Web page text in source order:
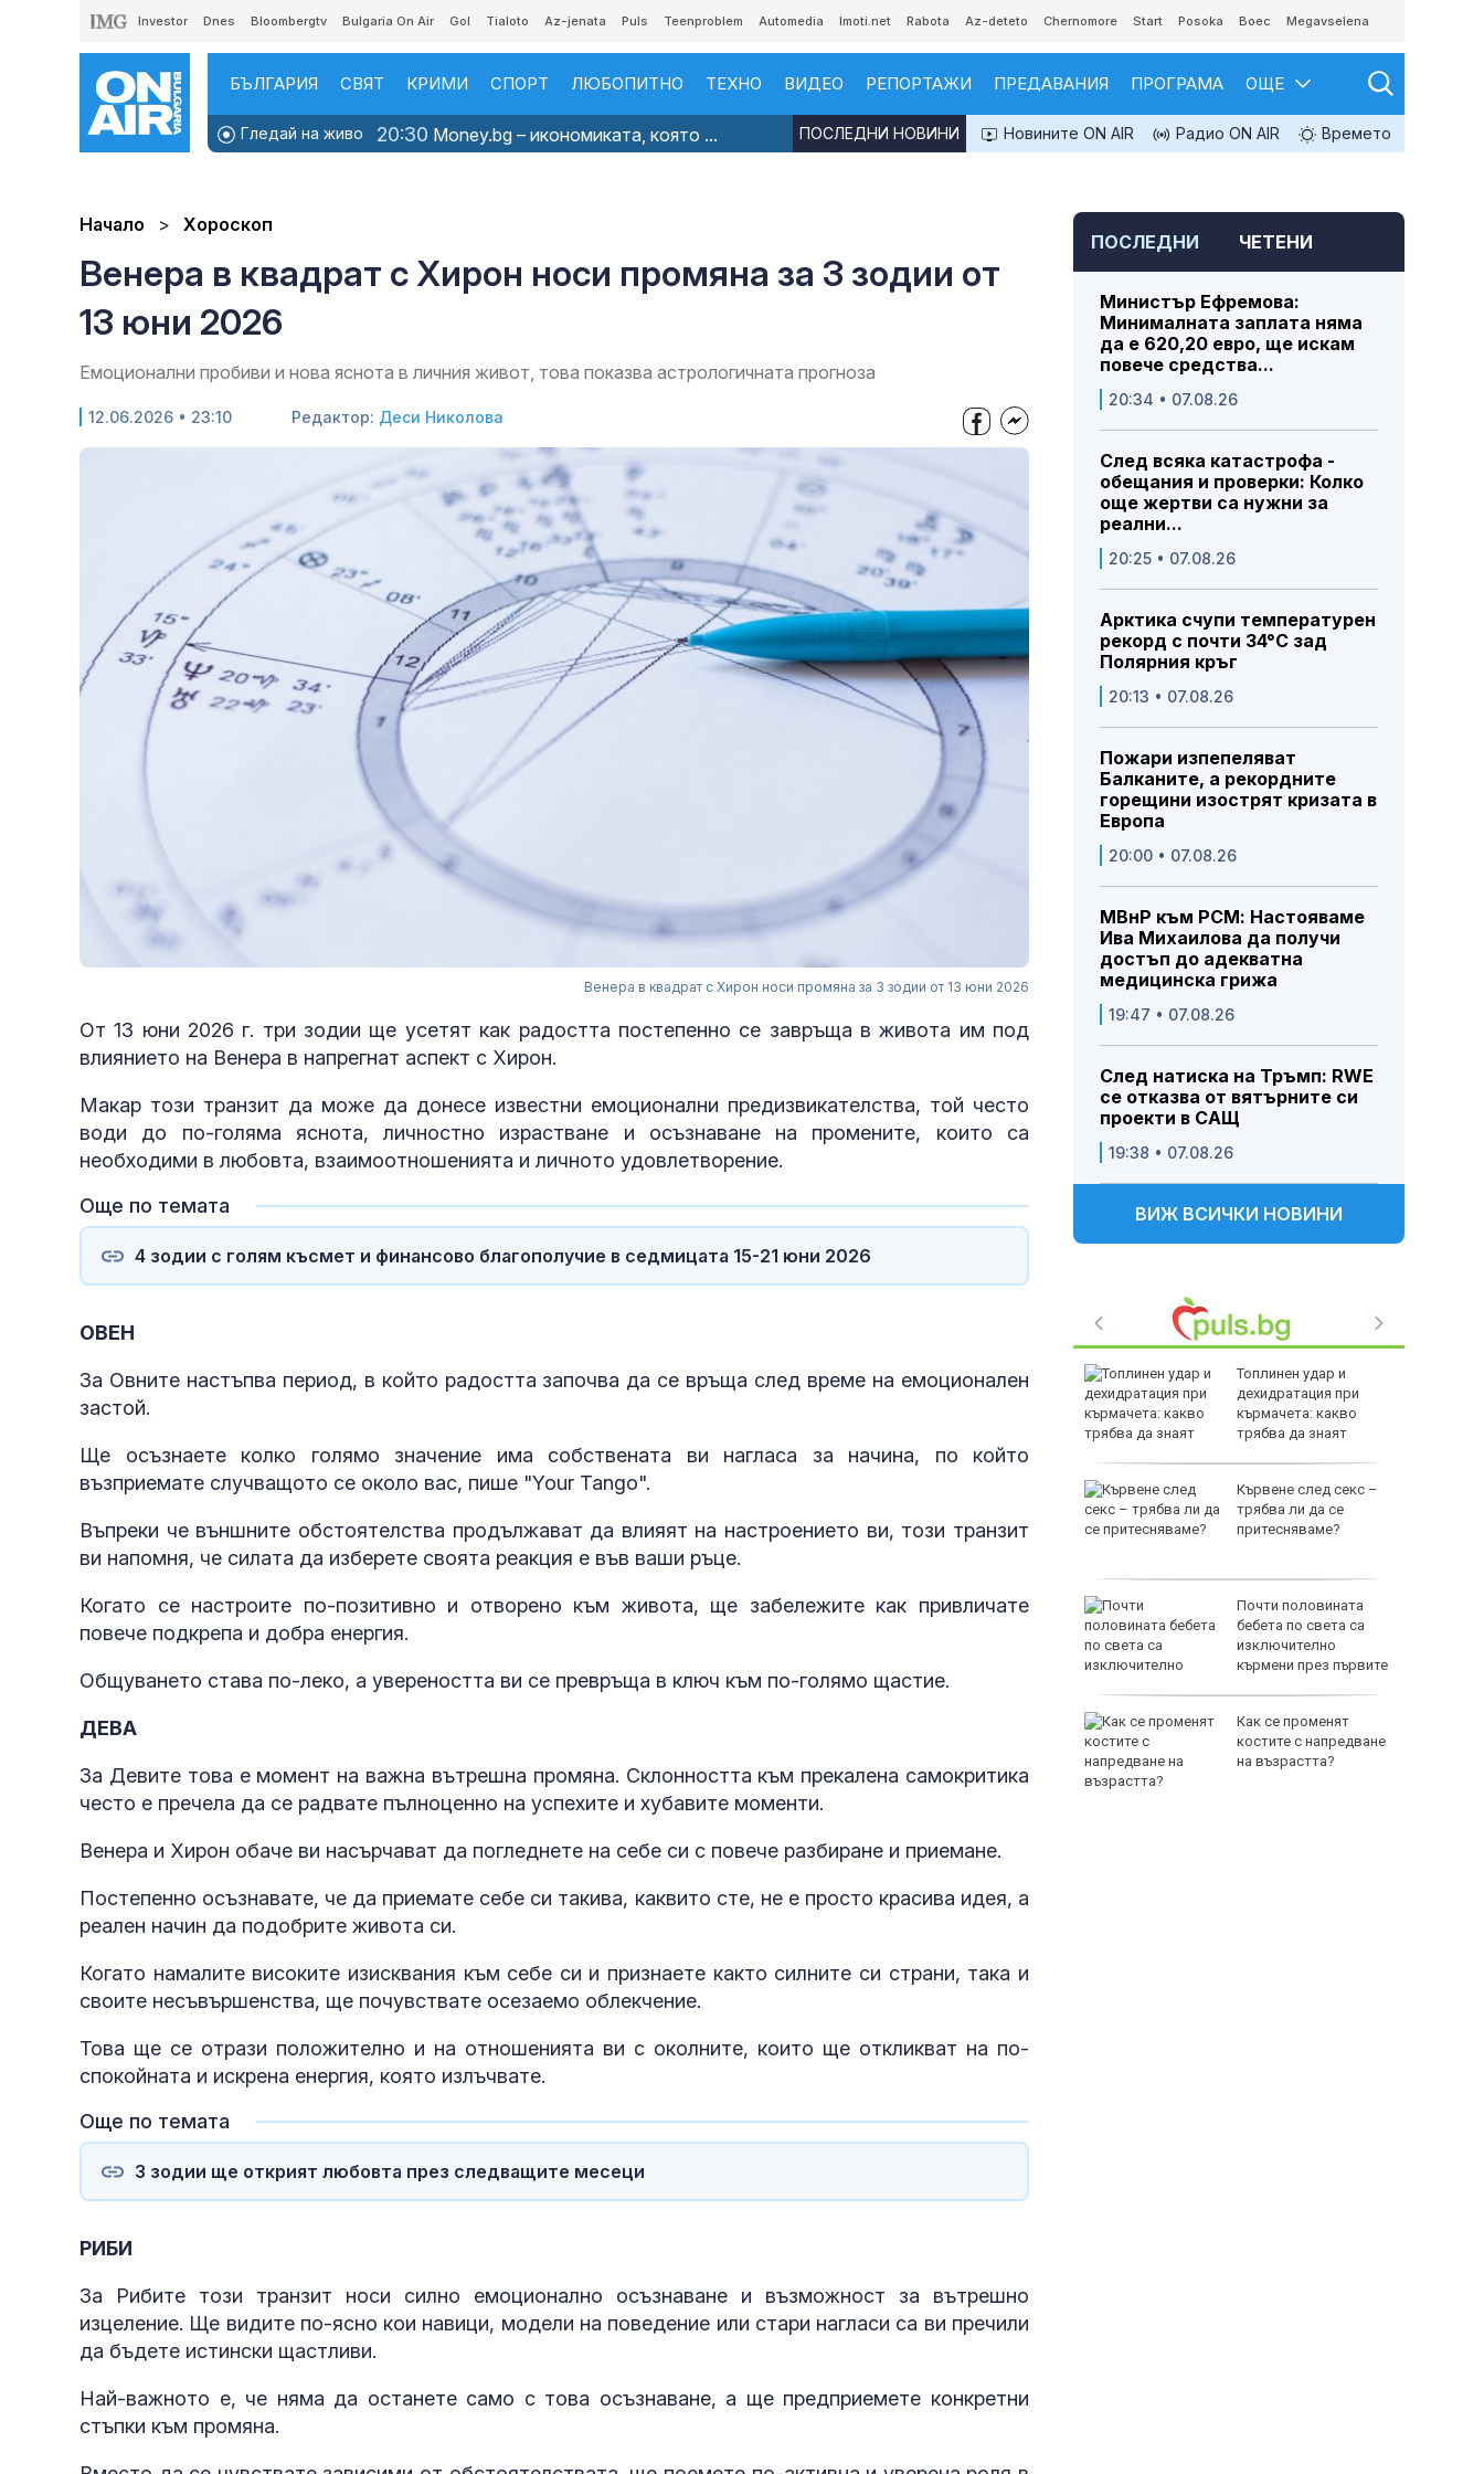
Investor Dnes Bloombergtv Bulgaria On Air Gol Tialoto Az-jenata Puls Teenproblem Automedia Imoti.net Rabota Az-deteto Chernomore Start Posoka Boec Megavselena
БЪЛГАРИЯ СВЯТ КРИМИ СПОРТ ЛЮБОПИТНО ТЕХНО ВИДЕО РЕПОРТАЖИ ПРЕДАВАНИЯ ПРОГРАМА ОЩЕ
Гледай на живо 20:30 Money.bg – икономиката, която ... Новините ON AIR Радио ON AIR Времето
ПОСЛЕДНИ НОВИНИ
Начало Хороскоп
Венера в квадрат с Хирон носи промяна за 3 зодии от
13 юни 2026
Емоционални пробиви и нова яснота в личния живот, това показва астрологичната прогноза
12.06.2026 • 23:10 Редактор: Деси Николова
Венера в квадрат с Хирон носи промяна за 3 зодии от 13 юни 2026
От 13 юни 2026 г. три зодии ще усетят как радостта постепенно се завръща в живота им под
влиянието на Венера в напрегнат аспект с Хирон.
Макар този транзит да може да донесе известни емоционални предизвикателства, той често
води до по-голяма яснота, личностно израстване и осъзнаване на промените, които са
необходими в любовта, взаимоотношенията и личното удовлетворение.
Още по темата
4 зодии с голям късмет и финансово благополучие в седмицата 15-21 юни 2026
ОВЕН
За Овните настъпва период, в който радостта започва да се връща след време на емоционален
застой.
Ще осъзнаете колко голямо значение има собствената ви нагласа за начина, по който
възприемате случващото се около вас, пише "Your Tango".
Въпреки че външните обстоятелства продължават да влияят на настроението ви, този транзит
ви напомня, че силата да изберете своята реакция е във ваши ръце.
Когато се настроите по-позитивно и отворено към живота, ще забележите как привличате
повече подкрепа и добра енергия.
Общуването става по-леко, а увереността ви се превръща в ключ към по-голямо щастие.
ДЕВА
За Девите това е момент на важна вътрешна промяна. Склонността към прекалена самокритика
често е пречела да се радвате пълноценно на успехите и хубавите моменти.
Венера и Хирон обаче ви насърчават да погледнете на себе си с повече разбиране и приемане.
Постепенно осъзнавате, че да приемате себе си такива, каквито сте, не е просто красива идея, а
реален начин да подобрите живота си.
Когато намалите високите изисквания към себе си и признаете както силните си страни, така и
своите несъвършенства, ще почувствате осезаемо облекчение.
Това ще се отрази положително и на отношенията ви с околните, които ще откликват на по-
спокойната и искрена енергия, която излъчвате.
Още по темата
3 зодии ще открият любовта през следващите месеци
РИБИ
За Рибите този транзит носи силно емоционално осъзнаване и възможност за вътрешно
изцеление. Ще видите по-ясно кои навици, модели на поведение или стари нагласи са ви пречили
да бъдете истински щастливи.
Най-важното е, че няма да останете само с това осъзнаване, а ще предприемете конкретни
стъпки към промяна.
ПОСЛЕДНИ ЧЕТЕНИ
Министър Ефремова:
Минималната заплата няма
да е 620,20 евро, ще искам
повече средства...
20:34 • 07.08.26
След всяка катастрофа -
обещания и проверки: Колко
още жертви са нужни за
реални...
20:25 • 07.08.26
Арктика счупи температурен
рекорд с почти 34°C зад
Полярния кръг
20:13 • 07.08.26
Пожари изпепеляват
Балканите, а рекордните
горещини изострят кризата в
Европа
20:00 • 07.08.26
МВнР към РСМ: Настояваме
Ива Михаилова да получи
достъп до адекватна
медицинска грижа
19:47 • 07.08.26
След натиска на Тръмп: RWE
се отказва от вятърните си
проекти в САЩ
19:38 • 07.08.26
ВИЖ ВСИЧКИ НОВИНИ
Близо 34°C измериха
зад Полярния кръг
упражнения, които
МВнР: Настояваме Ива
Топлинен удар и
дехидратация при
кърмачета: какво
трябва да знаят
Кървене след секс –
трябва ли да се
притесняваме?
Почти половината
бебета по света са
изключително
кърмени през първите
Как се променят
костите с напредване
на възрастта?